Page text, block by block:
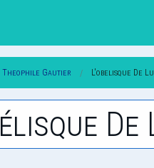
Theophile Gautier L'obelisque De